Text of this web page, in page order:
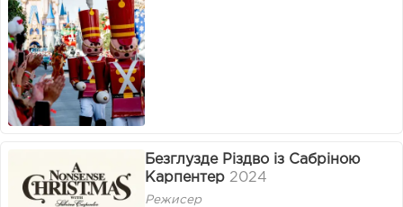
Безглузде Різдво із Сабріною
Карпентер 2024
Режисер